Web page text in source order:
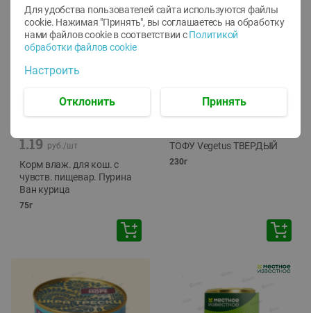
1.19 руб./шт
Корм влаж. для кош. с
чувств. пищевар. Пурина
Ван курица
75г
ТОФУ Vegetus ТВЕРДЫЙ
230г
Для удобства пользователей сайта используются файлы
cookie. Нажимая "Принять", вы соглашаетесь на обработку
нами файлов cookie в соответствии с Политикой
обработки файлов cookie
Настроить
Отклонить Принять